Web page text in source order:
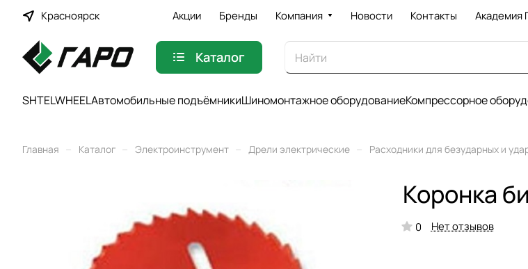
Красноярск Акции Бренды Компания Новости Контакты Академия
Каталог
SHTELWHEELАвтомобильные подъёмникиШиномонтажное оборудованиеКомпрессорное
Главная – Каталог – Электроинструмент – Дрели электрические – Расходники для безударных и
Коронка
0 Нет отзывов